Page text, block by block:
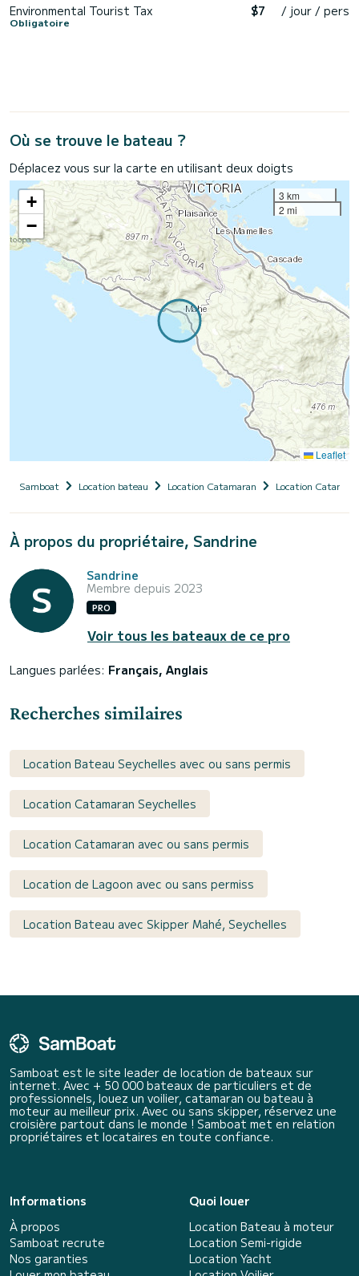
Environmental Tourist Tax
Obligatoire
$7 / jour / pers
Où se trouve le bateau ?
Déplacez vous sur la carte en utilisant deux doigts
+
−
3 km
2 mi
Leaflet
Samboat Location bateau Location Catamaran Location
À propos du propriétaire, Sandrine
Sandrine
Membre depuis 2023
PRO
Voir tous les bateaux de ce pro
Langues parlées: Français, Anglais
Recherches similaires
Location Bateau Seychelles avec ou sans permis
Location Catamaran Seychelles
Location Catamaran avec ou sans permis
Location de Lagoon avec ou sans permiss
Location Bateau avec Skipper Mahé, Seychelles
Samboat est le site leader de location de bateaux sur
internet. Avec + 50 000 bateaux de particuliers et de
professionnels, louez un voilier, catamaran ou bateau à
moteur au meilleur prix. Avec ou sans skipper, réservez une
croisière partout dans le monde ! Samboat met en relation
propriétaires et locataires en toute confiance.
Informations
À propos
Samboat recrute
Nos garanties
Quoi louer
Location Bateau à moteur
Location Semi-rigide
Location Yacht